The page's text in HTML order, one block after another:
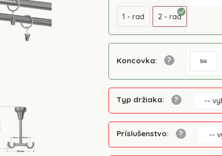
1 - rad 2 - rad
Koncovka:
Typ držiaka: --
Príslušenstvo: --